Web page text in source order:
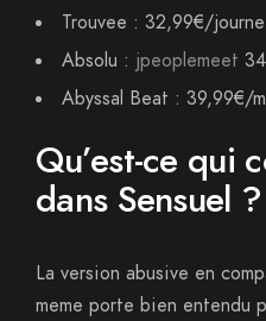
Trouvee : 32,99€/
Absolu : jpeoplemeet
Abyssal Beat : 39,99€/
Qu’est-ce qui
dans Sensuel ?
La version abusive en
meme porte bien entendu